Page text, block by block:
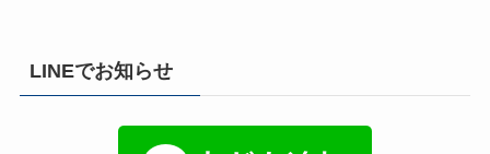
LINEでお知らせ